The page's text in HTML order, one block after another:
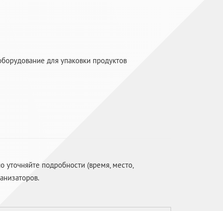
для упаковки продуктов
подробности (время, место,